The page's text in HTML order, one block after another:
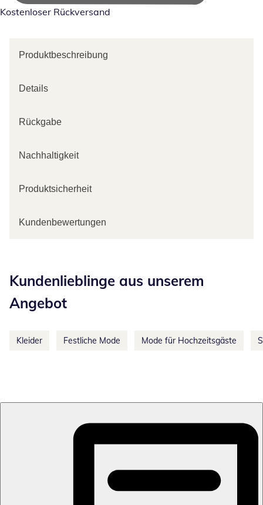
Kostenloser Rückversand
Produktbeschreibung
Details
Rückgabe
Nachhaltigkeit
Produktsicherheit
Kundenbewertungen
Kundenlieblinge aus unserem
Angebot
Kleider Festliche Mode Mode für Hochzeitsgäste